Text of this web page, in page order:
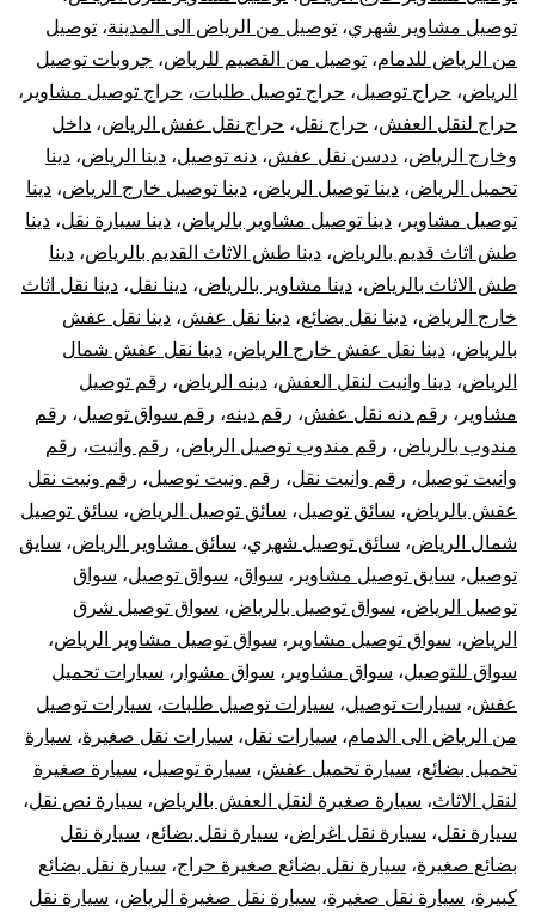
توصيل مشاوير شهري، توصيل من الرياض الى المدينة، توصيل
من الرياض للدمام، توصيل من القصيم للرياض، جروبات توصيل
الرياض، حراج توصيل، حراج توصيل طلبات، حراج توصيل مشاوير ،
حراج لنقل العفش، حراج نقل، حراج نقل عفش الرياض، داخل
وخارج الرياض، ددسن نقل عفش، دنه توصيل، دينا الرياض، دينا
تحميل الرياض، دينا توصيل الرياض، دينا توصيل خارج الرياض، دينا
توصيل مشاوير ، دينا توصيل مشاوير بالرياض، دينا سيارة نقل، دينا
طش اثاث قديم بالرياض، دينا طش الاثاث القديم بالرياض، دينا
طش الاثاث بالرياض، دينا مشاوير بالرياض، دينا نقل، دينا نقل اثاث
خارج الرياض، دينا نقل بضائع، دينا نقل عفش، دينا نقل عفش
بالرياض، دينا نقل عفش خارج الرياض، دينا نقل عفش شمال
الرياض، دينا وانيت لنقل العفش، دينه الرياض، رقم توصيل
مشاوير ، رقم دنه نقل عفش، رقم دينه، رقم سواق توصيل، رقم
مندوب بالرياض، رقم مندوب توصيل الرياض، رقم وانيت، رقم
وانيت توصيل، رقم وانيت نقل، رقم ونيت توصيل، رقم ونيت نقل
عفش بالرياض، سائق توصيل، سائق توصيل الرياض، سائق توصيل
شمال الرياض، سائق توصيل شهري، سائق مشاوير الرياض، سايق
توصيل، سايق توصيل مشاوير ، سواق، سواق توصيل، سواق
توصيل الرياض، سواق توصيل بالرياض، سواق توصيل شرق
الرياض، سواق توصيل مشاوير ، سواق توصيل مشاوير الرياض،
سواق للتوصيل، سواق مشاوير ، سواق مشوار ، سيارات تحميل
عفش، سيارات توصيل، سيارات توصيل طلبات، سيارات توصيل
من الرياض الى الدمام، سيارات نقل، سيارات نقل صغيرة، سيارة
تحميل بضائع، سيارة تحميل عفش، سيارة توصيل، سيارة صغيرة
لنقل الاثاث، سيارة صغيرة لنقل العفش بالرياض، سيارة نص نقل،
سيارة نقل، سيارة نقل اغراض، سيارة نقل بضائع، سيارة نقل
بضائع صغيرة، سيارة نقل بضائع صغيرة حراج، سيارة نقل بضائع
كبيرة، سيارة نقل صغيرة، سيارة نقل صغيرة الرياض، سيارة نقل